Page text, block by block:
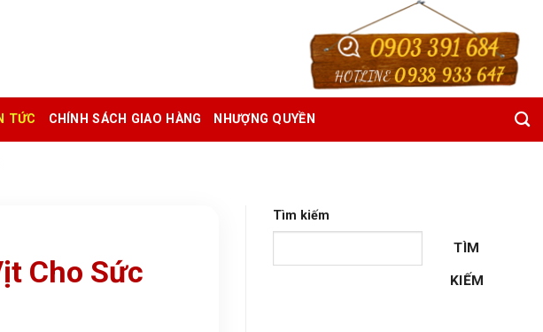
0903 391 684
HOTLINE0938 933 647
TỨC CHÍNH SÁCH GIAO HÀNG NHƯỢNG QUYỀN
Cho Sức
Tìm kiếm
TÌM
KIẾM